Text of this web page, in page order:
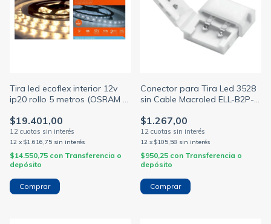
Tira led ecoflex interior 12v
ip20 rollo 5 metros (OSRAM -
$19.401,00
12 x $1.616,75 sin interés
$14.550,75 con Transferencia o
depósito
Comprar
Conector para Tira Led 3528
sin Cable Macroled ELL-B2P-
$1.267,00
12 x $105,58 sin interés
$950,25 con Transferencia o
depósito